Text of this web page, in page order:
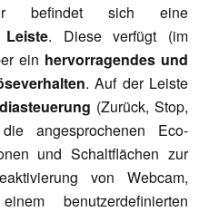
befindet sich eine
. Diese verfügt (im
ein hervorragendes und
. Auf der Leiste
(Zurück, Stop,
angesprochenen Eco-
und Schaltflächen zur
von Webcam,
benutzerdefinierten